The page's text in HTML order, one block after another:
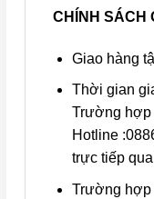
CHÍNH SÁCH
Giao hàng
Thời gian
Trường hợp
Hotline
trực tiếp
Trường hợp